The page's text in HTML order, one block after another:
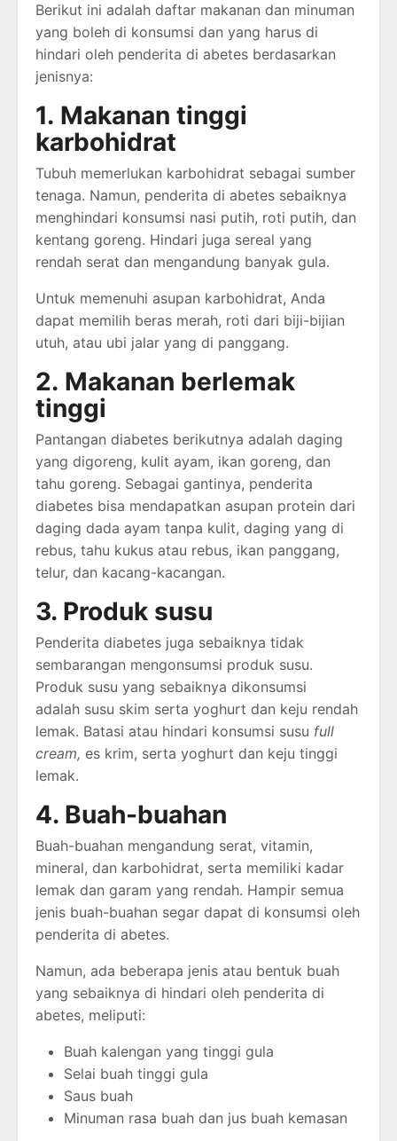
Berikut ini adalah daftar makanan dan minuman
yang boleh di konsumsi dan yang harus di
hindari oleh penderita di abetes berdasarkan
jenisnya:
1. Makanan tinggi
karbohidrat
Tubuh memerlukan karbohidrat sebagai sumber
tenaga. Namun, penderita di abetes sebaiknya
menghindari konsumsi nasi putih, roti putih, dan
kentang goreng. Hindari juga sereal yang
rendah serat dan mengandung banyak gula.
Untuk memenuhi asupan karbohidrat, Anda
dapat memilih beras merah, roti dari biji-bijian
utuh, atau ubi jalar yang di panggang.
2. Makanan berlemak
tinggi
Pantangan diabetes berikutnya adalah daging
yang digoreng, kulit ayam, ikan goreng, dan
tahu goreng. Sebagai gantinya, penderita
diabetes bisa mendapatkan asupan protein dari
daging dada ayam tanpa kulit, daging yang di
rebus, tahu kukus atau rebus, ikan panggang,
telur, dan kacang-kacangan.
3. Produk susu
Penderita diabetes juga sebaiknya tidak
sembarangan mengonsumsi produk susu.
Produk susu yang sebaiknya dikonsumsi
adalah susu skim serta yoghurt dan keju rendah
lemak. Batasi atau hindari konsumsi susu full
cream, es krim, serta yoghurt dan keju tinggi
lemak.
4. Buah-buahan
Buah-buahan mengandung serat, vitamin,
mineral, dan karbohidrat, serta memiliki kadar
lemak dan garam yang rendah. Hampir semua
jenis buah-buahan segar dapat di konsumsi oleh
penderita di abetes.
Namun, ada beberapa jenis atau bentuk buah
yang sebaiknya di hindari oleh penderita di
abetes, meliputi:
Buah kalengan yang tinggi gula
Selai buah tinggi gula
Saus buah
Minuman rasa buah dan jus buah kemasan